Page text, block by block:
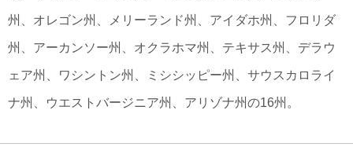
州、オレゴン州、メリーランド州、アイダホ州、フロリダ
州、アーカンソー州、オクラホマ州、テキサス州、デラウ
ェア州、ワシントン州、ミシシッピー州、サウスカロライ
ナ州、ウエストバージニア州、アリゾナ州の16州。